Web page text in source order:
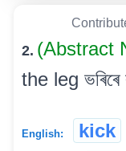
2. (Abstract
the leg ভৰিৰে
English: kick